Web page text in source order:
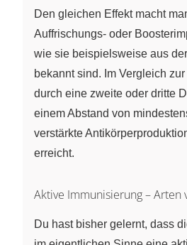
Den gleichen Effekt macht
Auffrischungs- oder
wie sie beispielsweise aus
bekannt sind. Im Vergleich
durch eine zweite oder dritte
einem Abstand von
verstärkte
erreicht.
Aktive Immunisierung – Arten
Du hast bisher gelernt, dass